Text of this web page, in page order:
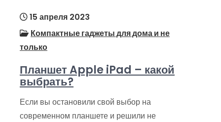
15 апреля 2023
Компактные гаджеты для дома и не
только
Планшет Apple iPad – какой
выбрать?
Если вы остановили свой выбор на
современном планшете и решили не